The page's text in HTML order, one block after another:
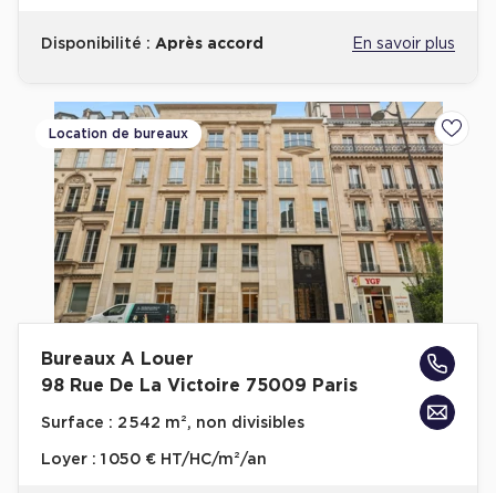
Disponibilité : Après accord En savoir plus
Location de bureaux
Bureaux A Louer
98 Rue De La Victoire 75009 Paris
Surface : 2 542 m², non divisibles
Loyer : 1 050 € HT/HC/m²/an